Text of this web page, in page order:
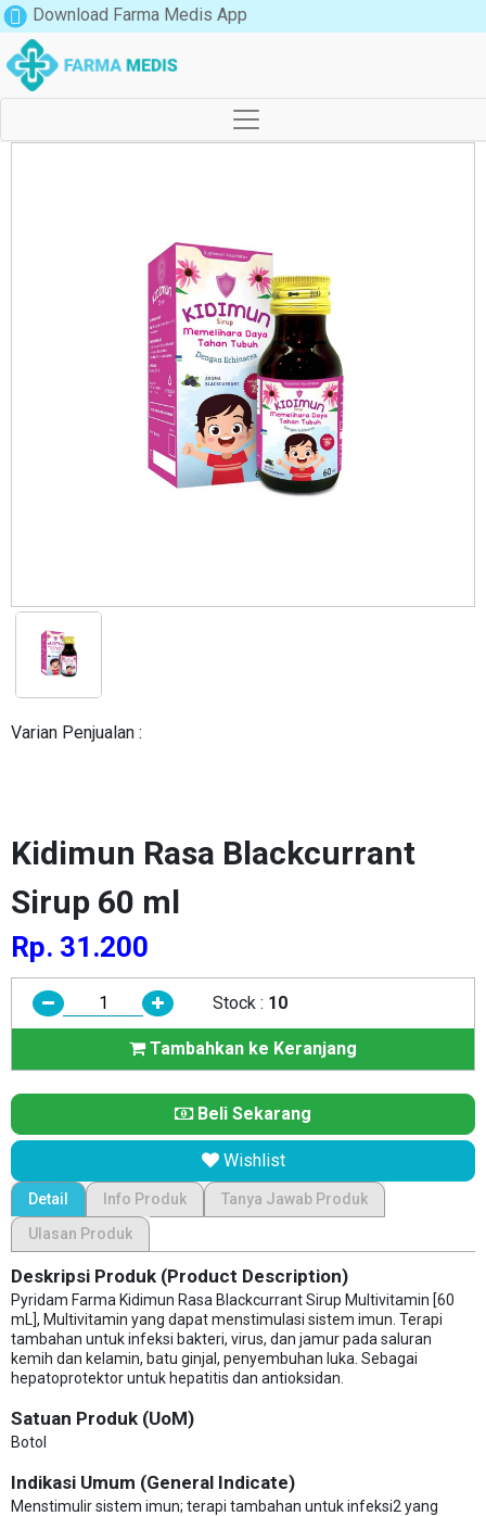
Varian Penjualan :
Kidimun Rasa Blackcurrant
Sirup 60 ml
Rp. 31.200
Stock : 10
Tambahkan ke Keranjang
Beli Sekarang
Wishlist
Detail Info Produk
Tanya Jawab Produk
Ulasan Produk
Deskripsi Produk (Product Description)
Pyridam Farma Kidimun Rasa Blackcurrant Sirup Multivitamin [60
mL], Multivitamin yang dapat menstimulasi sistem imun. Terapi
tambahan untuk infeksi bakteri, virus, dan jamur pada saluran
kemih dan kelamin, batu ginjal, penyembuhan luka. Sebagai
hepatoprotektor untuk hepatitis dan antioksidan.
Satuan Produk (UoM)
Botol
Indikasi Umum (General Indicate)
Menstimulir sistem imun; terapi tambahan untuk infeksi2 yang
Download Farma Medis App